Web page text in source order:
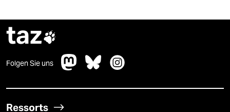
taz
Folgen Sie uns
Ressorts